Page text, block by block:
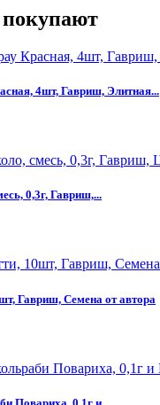
покупают
4шт, Гавриш, Элитная...
0,3г, Гавриш,...
Гавриш, Семена от автора